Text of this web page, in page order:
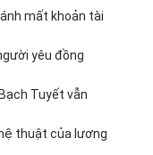
mất khoản tài
yêu đồng
Tuyết vẫn
thuật của lương